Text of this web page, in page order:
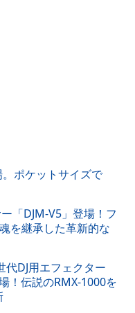
ポケットサイズで
「DJM-V5」登場！フ
を継承した革新的な
DJ用エフェクター
！伝説のRMX-1000を